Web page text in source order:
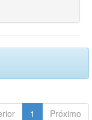
1 Próximo